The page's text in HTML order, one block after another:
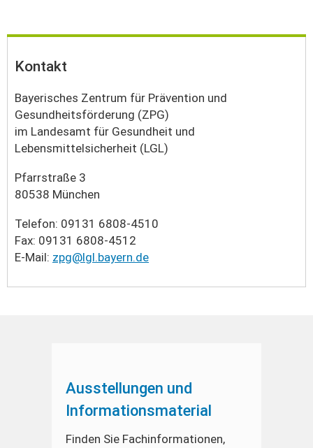
Kontakt
Bayerisches Zentrum für Prävention und
Gesundheitsförderung (ZPG)
im Landesamt für Gesundheit und
Lebensmittelsicherheit (LGL)
Pfarrstraße 3
80538 München
Telefon: 09131 6808-4510
Fax: 09131 6808-4512
E-Mail: zpg@lgl.bayern.de
Ausstellungen und
Informationsmaterial
Finden Sie Fachinformationen,